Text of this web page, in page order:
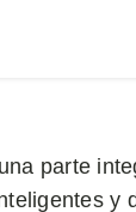
parte
y